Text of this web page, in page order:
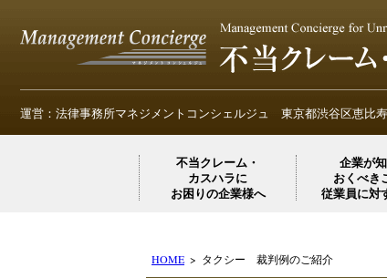
運営：法律事務所マネジメントコンシェルジュ 東京都渋谷区恵比
不当クレーム・
カスハラに
お困りの企業様へ
企業が
おくべき
従業員に対
HOME タクシー 裁判例のご紹介